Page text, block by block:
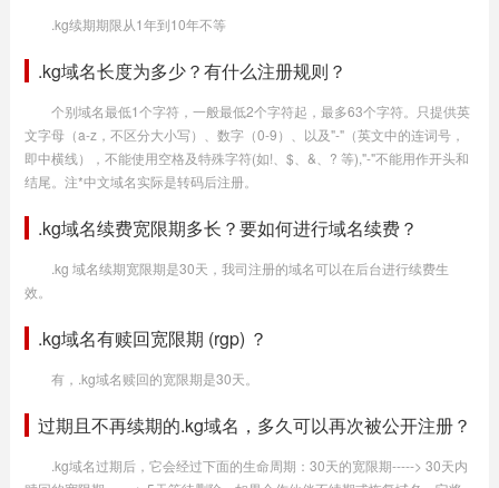
.kg续期期限从1年到10年不等
.kg域名长度为多少？有什么注册规则？
个别域名最低1个字符，一般最低2个字符起，最多63个字符。只提供英
文字母（a-z，不区分大小写）、数字（0-9）、以及"-"（英文中的连词号，
即中横线），不能使用空格及特殊字符(如!、$、&、? 等),"-"不能用作开头和
结尾。注*中文域名实际是转码后注册。
.kg域名续费宽限期多长？要如何进行域名续费？
.kg 域名续期宽限期是30天，我司注册的域名可以在后台进行续费生
效。
.kg域名有赎回宽限期 (rgp) ？
有，.kg域名赎回的宽限期是30天。
过期且不再续期的.kg域名，多久可以再次被公开注册？
.kg域名过期后，它会经过下面的生命周期：30天的宽限期-----> 30天内